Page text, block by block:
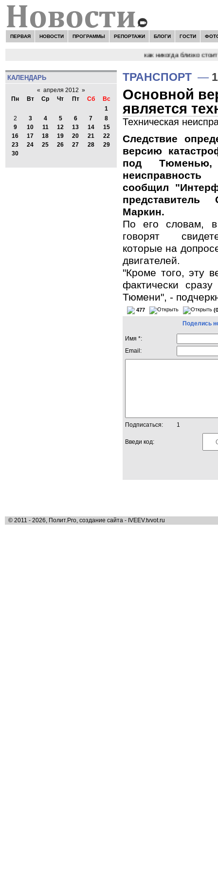
ПЕРВАЯ НОВОСТИ ПРОГРАММЫ РЕПОРТАЖИ БЛОГИ ГОСТИ
Сергей Цыпляев "Мир как никогда близко стоит
КАЛЕНДАРЬ
« апреля 2012 »
Пн
Вт Ср Чт Пт Сб
Вс
1
2
3 4 5 6 7
8
9
10 11 12 13 14
15
16
17 18 19 20 21
22
23
24 25 26 27 28
29
30
ТРАНСПОРТ —
Основной
является
Техническая
Следствие
версию
под Тюменью,
неисправность
сообщил
Маркин.
По его словам,
говорят
которые на
двигателей.
"Кроме того, эту
фактически
Тюмени", -
477
Поделись
Имя *:
Email:
Подписаться: 1
Введи код:
© 2011 - 2026, Полит.Pro, создание сайта - IVEEV.tvvot.ru